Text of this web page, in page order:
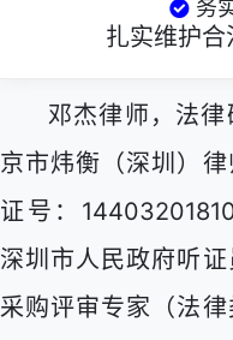
务
扎实维护合
邓杰律师，法
京市炜衡（深圳）
证号：
深圳市人民政府听
采购评审专家（法